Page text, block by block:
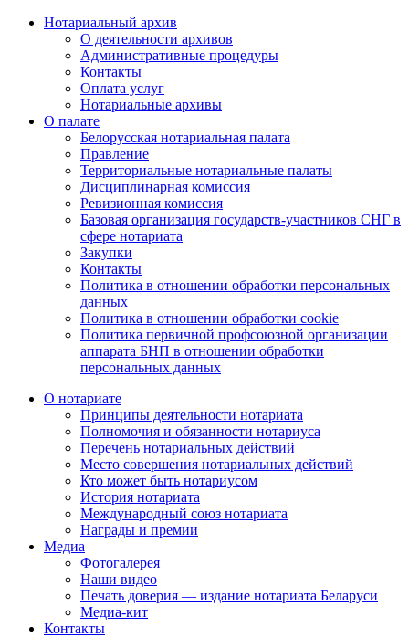
Нотариальный архив
О деятельности архивов
Административные процедуры
Контакты
Оплата услуг
Нотариальные архивы
О палате
Белорусская нотариальная палата
Правление
Территориальные нотариальные палаты
Дисциплинарная комиссия
Ревизионная комиссия
Базовая организация государств-участников СНГ в
сфере нотариата
Закупки
Контакты
Политика в отношении обработки персональных
данных
Политика в отношении обработки cookie
Политика первичной профсоюзной организации
аппарата БНП в отношении обработки
персональных данных
О нотариате
Принципы деятельности нотариата
Полномочия и обязанности нотариуса
Перечень нотариальных действий
Место совершения нотариальных действий
Кто может быть нотариусом
История нотариата
Международный союз нотариата
Награды и премии
Медиа
Фотогалерея
Наши видео
Печать доверия — издание нотариата Беларуси
Медиа-кит
Контакты